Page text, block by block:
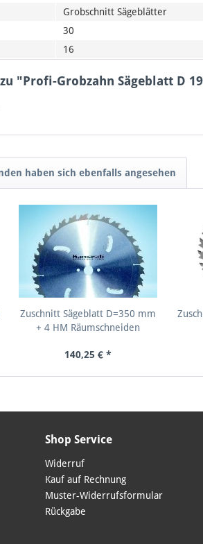
Grobschnitt Sägeblätter
30
16
"Profi-Grobzahn Sägeblatt D
haben sich ebenfalls angesehen
Zuschnitt Sägeblatt D=350 mm
+ 4 HM Räumschneiden
140,25 € *
Shop Service
Widerruf
Kauf auf Rechnung
Muster-Widerrufsformular
Rückgabe